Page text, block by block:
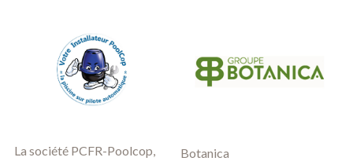
La société PCFR-Poolcop,
Botanica